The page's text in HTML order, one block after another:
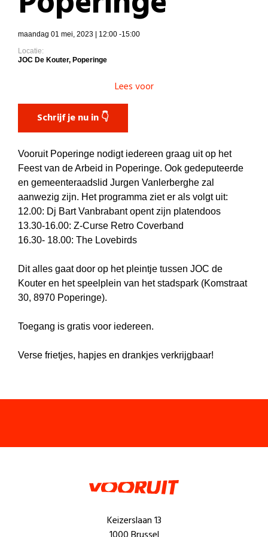
maandag 01 mei, 2023 | 12:00 -15:00
Locatie:
JOC De Kouter, Poperinge
Lees voor
Schrijf je nu in 👇
Vooruit Poperinge nodigt iedereen graag uit op het
Feest van de Arbeid in Poperinge. Ook gedeputeerde
en gemeenteraadslid Jurgen Vanlerberghe zal
aanwezig zijn. Het programma ziet er als volgt uit:
12.00: Dj Bart Vanbrabant opent zijn platendoos
13.30-16.00: Z-Curse Retro Coverband
16.30- 18.00: The Lovebirds
Dit alles gaat door op het pleintje tussen JOC de
Kouter en het speelplein van het stadspark (Komstraat
30, 8970 Poperinge).
Toegang is gratis voor iedereen.
Verse frietjes, hapjes en drankjes verkrijgbaar!
Keizerslaan 13